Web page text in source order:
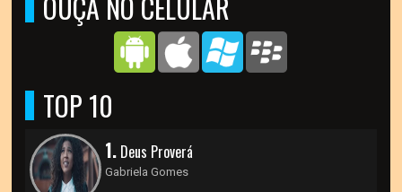
TOP 10
1. Deus Proverá
Gabriela Gomes